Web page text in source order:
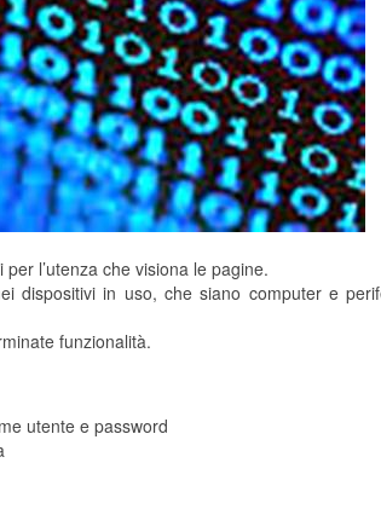
l’utenza che visiona le pagine.
dispositivi in uso, che siano computer e
funzionalità.
utente e password